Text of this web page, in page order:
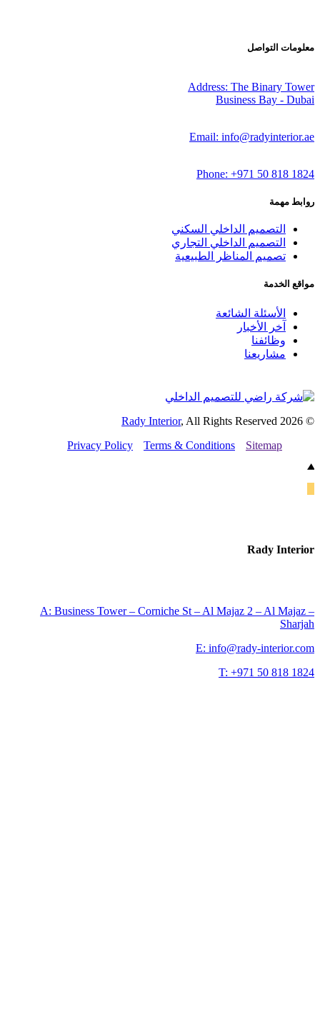
التواصل
Address: The Binary
Business Bay -
Email:
Phone: +971 50 818
مهمة
التصميم الداخلي السكني
التصميم الداخلي التجاري
تصميم المناظر الطبيعية
الأسئلة الشائعة
آخر الأخبار
وظائفنا
مشاريعنا
Rady Interior, All Rights Reserved
Privacy Policy
Terms & Conditions Sitemap
Rady
A: Business Tower – Corniche St – Al Majaz 2 – Al
E: info@rady-
T: +971 50 818